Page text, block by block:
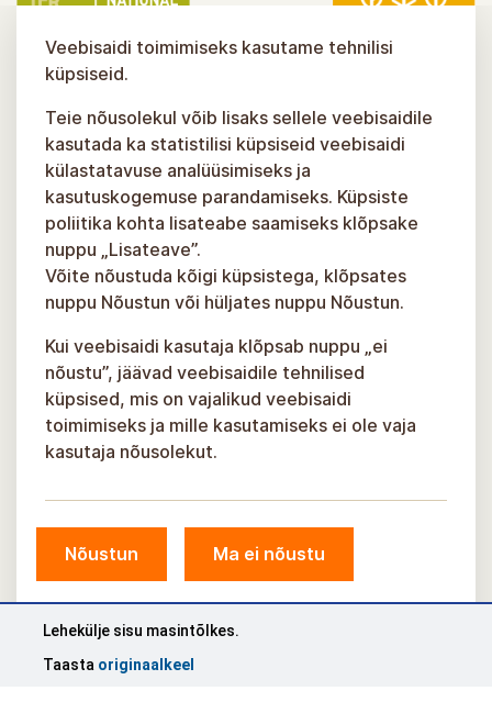
Veebisaidi toimimiseks kasutame tehnilisi
küpsiseid.
Teie nõusolekul võib lisaks sellele veebisaidile
kasutada ka statistilisi küpsiseid veebisaidi
külastatavuse analüüsimiseks ja
kasutuskogemuse parandamiseks. Küpsiste
poliitika kohta lisateabe saamiseks klõpsake
nuppu „Lisateave”.
Võite nõustuda kõigi küpsistega, klõpsates
nuppu Nõustun või hüljates nuppu Nõustun.
Kui veebisaidi kasutaja klõpsab nuppu „ei
nõustu”, jäävad veebisaidile tehnilised
küpsised, mis on vajalikud veebisaidi
toimimiseks ja mille kasutamiseks ei ole vaja
kasutaja nõusolekut.
Nõustun Ma ei nõustu
Lehekülje sisu masintõlkes.
Taasta originaalkeel